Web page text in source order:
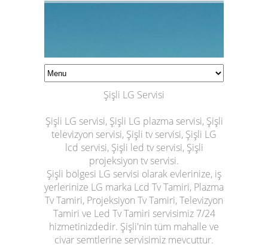
LG TV TEKNİK SERVİSİ
ÇÖZÜM ELEKTRONİK SERVİS HİZMETLERİ (0 212 644 77 94)
Şişli LG Servisi
Şişli LG servisi, Şişli LG plazma servisi, Şişli
televizyon servisi, Şişli tv servisi, Şişli LG
lcd servisi, Şişli led tv servisi, Şişli
projeksiyon tv servisi.
Şişli bölgesi LG servisi olarak evlerinize, iş
yerlerinize LG marka Lcd Tv Tamiri, Plazma
Tv Tamiri, Projeksiyon Tv Tamiri, Televizyon
Tamiri ve Led Tv Tamiri servisimiz 7/24
hizmetinizdedir. Şişli'nin tüm mahalle ve
civar semtlerine servisimiz mevcuttur.